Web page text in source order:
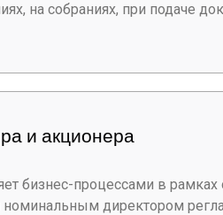
на собраниях, при подаче
и акционера
бизнес-процессами в рамках
директором